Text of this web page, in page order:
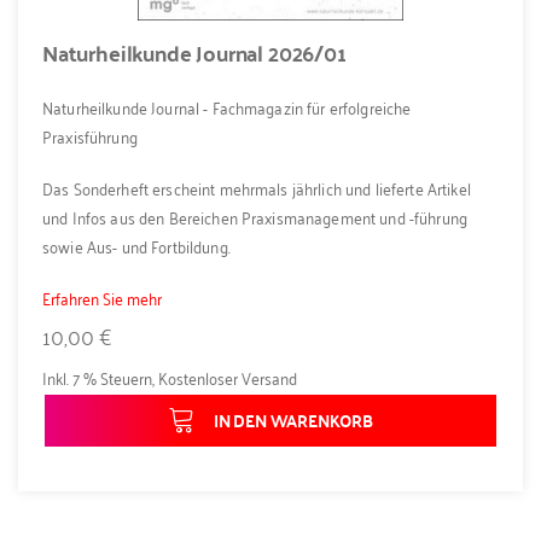
Naturheilkunde Journal 2026/01
Naturheilkunde Journal - Fachmagazin für erfolgreiche
Praxisführung
Das Sonderheft erscheint mehrmals jährlich und lieferte Artikel
und Infos aus den Bereichen Praxismanagement und -führung
sowie Aus- und Fortbildung.
Erfahren Sie mehr
10,00 €
Inkl. 7 % Steuern,Kostenloser Versand
IN DEN WARENKORB